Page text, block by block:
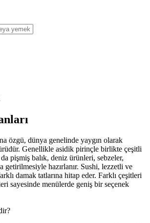
özgü, dünya genelinde yaygın olarak
Genellikle asidik pirinçle birlikte çeşitli
pişmiş balık, deniz ürünleri, sebzeler,
getirilmesiyle hazırlanır. Sushi, lezzetli ve
damak tatlarına hitap eder. Farklı çeşitleri
sayesinde menülerde geniş bir seçenek